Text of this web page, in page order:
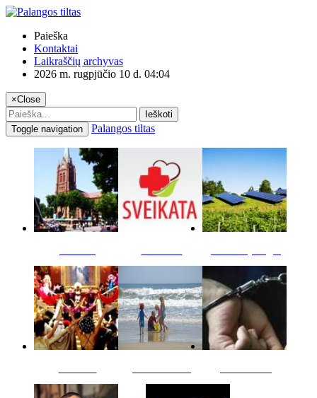
Paieška
Kontaktai
Laikraščių archyvas
2026 m. rugpjūčio 10 d. 04:04
×Close
Ieškoti
Toggle navigation
Palangos tiltas